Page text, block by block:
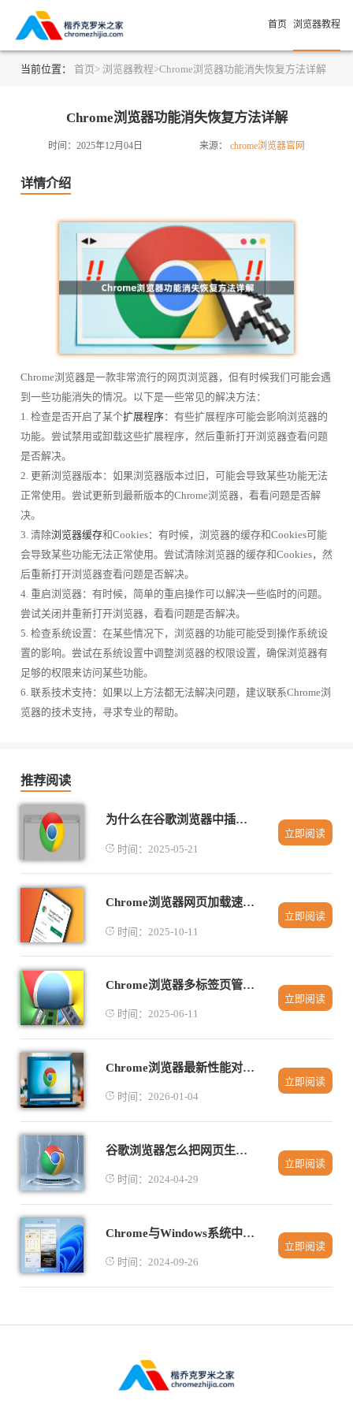
首页 浏览器教程
当前位置： 首页> 浏览器教程>Chrome浏览器功能消失恢复方法详解
Chrome浏览器功能消失恢复方法详解
时间：2025年12月04日 来源： chrome浏览器官网
详情介绍
Chrome浏览器是一款非常流行的网页浏览器，但有时候我们可能会遇
到一些功能消失的情况。以下是一些常见的解决方法：
1. 检查是否开启了某个扩展程序：有些扩展程序可能会影响浏览器的
功能。尝试禁用或卸载这些扩展程序，然后重新打开浏览器查看问题
是否解决。
2. 更新浏览器版本：如果浏览器版本过旧，可能会导致某些功能无法
正常使用。尝试更新到最新版本的Chrome浏览器，看看问题是否解
决。
3. 清除浏览器缓存和Cookies：有时候，浏览器的缓存和Cookies可能
会导致某些功能无法正常使用。尝试清除浏览器的缓存和Cookies，然
后重新打开浏览器查看问题是否解决。
4. 重启浏览器：有时候，简单的重启操作可以解决一些临时的问题。
尝试关闭并重新打开浏览器，看看问题是否解决。
5. 检查系统设置：在某些情况下，浏览器的功能可能受到操作系统设
置的影响。尝试在系统设置中调整浏览器的权限设置，确保浏览器有
足够的权限来访问某些功能。
6. 联系技术支持：如果以上方法都无法解决问题，建议联系Chrome浏
览器的技术支持，寻求专业的帮助。
推荐阅读
为什么在谷歌浏览器中插件频繁崩溃
时间：2025-05-21
立即阅读
Chrome浏览器网页加载速度对比分析
时间：2025-10-11
立即阅读
Chrome浏览器多标签页管理插件推荐
时间：2025-06-11
立即阅读
Chrome浏览器最新性能对比详解分析
时间：2026-01-04
立即阅读
谷歌浏览器怎么把网页生成二维码
时间：2024-04-29
立即阅读
Chrome与Windows系统中的桌面快捷方式管理
时间：2024-09-26
立即阅读